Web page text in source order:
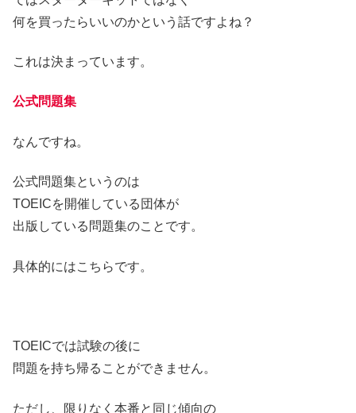
何を買ったらいいのかという話ですよね？
これは決まっています。
公式問題集
なんですね。
公式問題集というのは
TOEICを開催している団体が
出版している問題集のことです。
具体的にはこちらです。
TOEICでは試験の後に
問題を持ち帰ることができません。
ただし、限りなく本番と同じ傾向の